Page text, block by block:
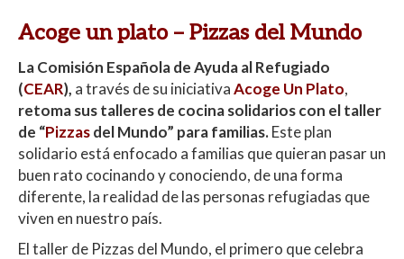
at
s
A
p
p
e
b
o
o
k
itt
er
m
p
ar
ti
r
Acoge un plato – Pizzas del Mundo
La Comisión Española de Ayuda al Refugiado
(CEAR), a través de su iniciativaAcoge Un Plato,
retoma sus talleres de cocina solidarios con el taller
de “Pizzasdel Mundo” para familias.Este plan
solidario está enfocado a familias que quieran pasar un
buen rato cocinando y conociendo, de una forma
diferente, la realidad de las personas refugiadas que
viven en nuestro país.
El taller de Pizzas del Mundo, el primero que celebra